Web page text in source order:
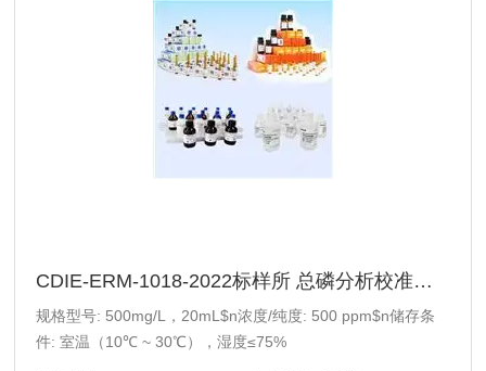
CDIE-ERM-1018-2022标样所 总磷分析校准用标准样品
规格型号: 500mg/L，20mL$n浓度/纯度: 500 ppm$n储存条
件: 室温（10℃ ~ 30℃），湿度≤75%